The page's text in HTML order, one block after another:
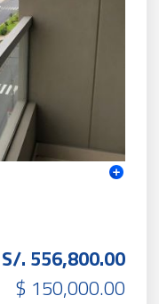
S/. 556,800.00
$ 150,000.00